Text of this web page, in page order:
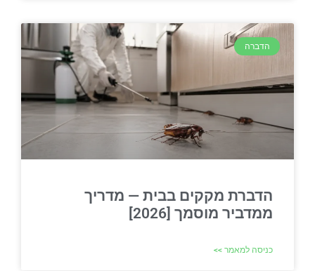
הדברה
הדברת מקקים בבית — מדריך
ממדביר מוסמך [2026]
כניסה למאמר >>